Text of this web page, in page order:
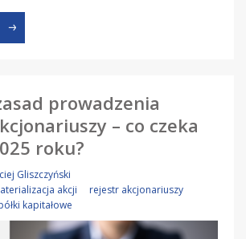
prowadzenia
– co czeka
roku?
Gliszczyński
akcji
rejestr akcjonariuszy
kapitałowe